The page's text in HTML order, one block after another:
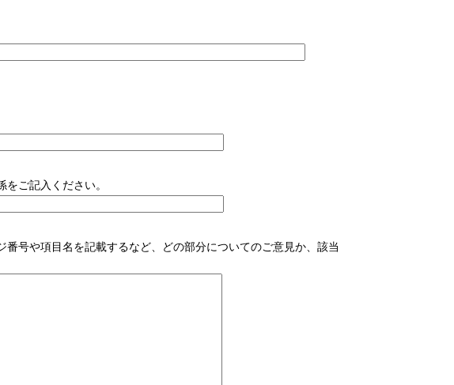
ご記入ください。
号や項目名を記載するなど、どの部分についてのご意見か、該当